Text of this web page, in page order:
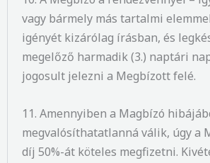
vagy bármely más tartalmi
igényét kizárólag írásban, és
megelőző harmadik (3.) naptári
jogosult jelezni a Megbízott felé.
11. Amennyiben a Magbízó
megvalósíthatatlanná válik, úgy a
díj 50%-át köteles megfizetni.